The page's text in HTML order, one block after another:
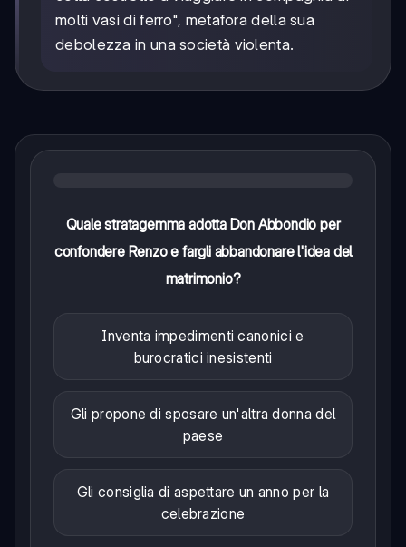
molti vasi di ferro", metafora della sua
debolezza in una società violenta.
Quale stratagemma adotta Don Abbondio per
confondere Renzo e fargli abbandonare l'idea del
matrimonio?
Inventa impedimenti canonici e
burocratici inesistenti
Gli propone di sposare un'altra donna del
paese
Gli consiglia di aspettare un anno per la
celebrazione